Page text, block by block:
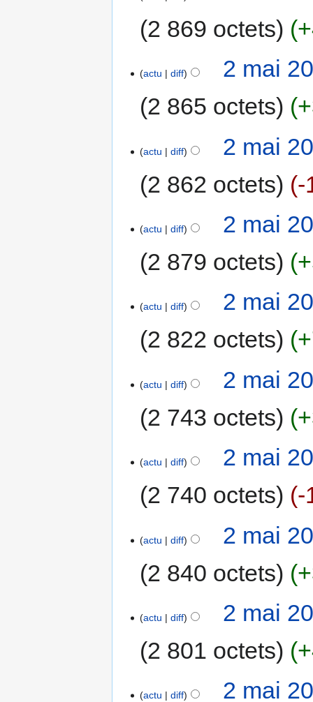
2 869 octets
actu diff
2 mai
2 865 octets
actu diff
2 mai
2 862 octets
-
actu diff
2 mai
2 879 octets
actu diff
2 mai
2 822 octets
actu diff
2 mai
2 743 octets
actu diff
2 mai
2 740 octets
-
actu diff
2 mai
2 840 octets
actu diff
2 mai
2 801 octets
actu diff 2 mai